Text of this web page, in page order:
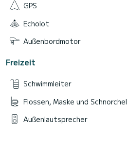
GPS
Echolot
Außenbordmotor
Freizeit
Schwimmleiter
Flossen, Maske und Schnorchel
Außenlautsprecher